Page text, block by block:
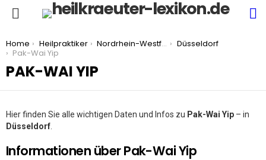
You are here:
Home Heilpraktiker Nordrhein-Westfalen
Düsseldorf
Pak-Wai Yip
PAK-WAI YIP
Hier finden Sie alle wichtigen Daten und Infos zu Pak-Wai Yip – in
Düsseldorf
Informationen über Pak-Wai Yip